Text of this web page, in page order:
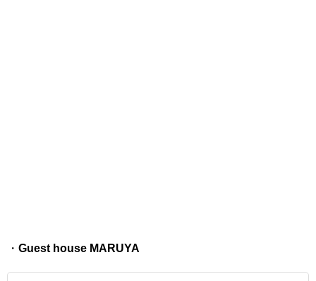
・ Guest house MARUYA